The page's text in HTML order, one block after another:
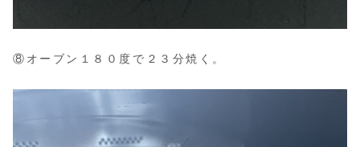
⑧オーブン１８０度で２３分焼く。